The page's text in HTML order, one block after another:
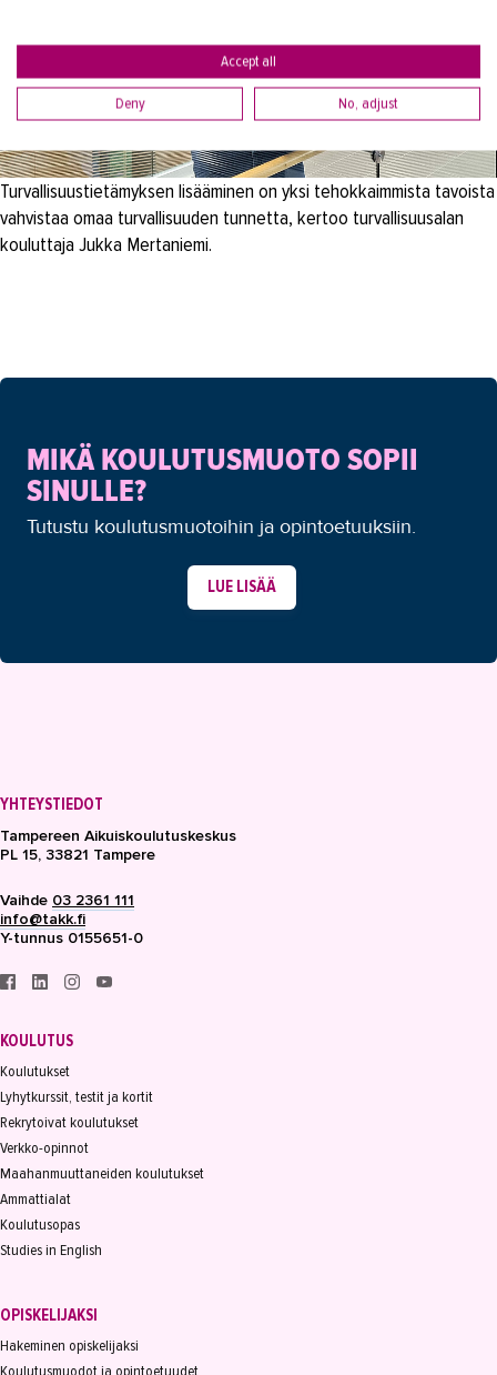
Turvallisuustietämyksen lisääminen on yksi tehokkaimmista tavoista
vahvistaa omaa turvallisuuden tunnetta, kertoo turvallisuusalan
kouluttaja Jukka Mertaniemi.
MIKÄ KOULUTUSMUOTO SOPII
SINULLE?
Tutustu koulutusmuotoihin ja opintoetuuksiin.
LUE LISÄÄ
YHTEYSTIEDOT
Tampereen Aikuiskoulutuskeskus
PL 15, 33821 Tampere
Vaihde 03 2361 111
info@takk.fi
Y-tunnus 0155651-0
KOULUTUS
Koulutukset
Lyhytkurssit, testit ja kortit
Rekrytoivat koulutukset
Verkko-opinnot
Maahanmuuttaneiden koulutukset
Ammattialat
Koulutusopas
Studies in English
OPISKELIJAKSI
Hakeminen opiskelijaksi
Koulutusmuodot ja opintoetuudet
Accept all
Deny No, adjust